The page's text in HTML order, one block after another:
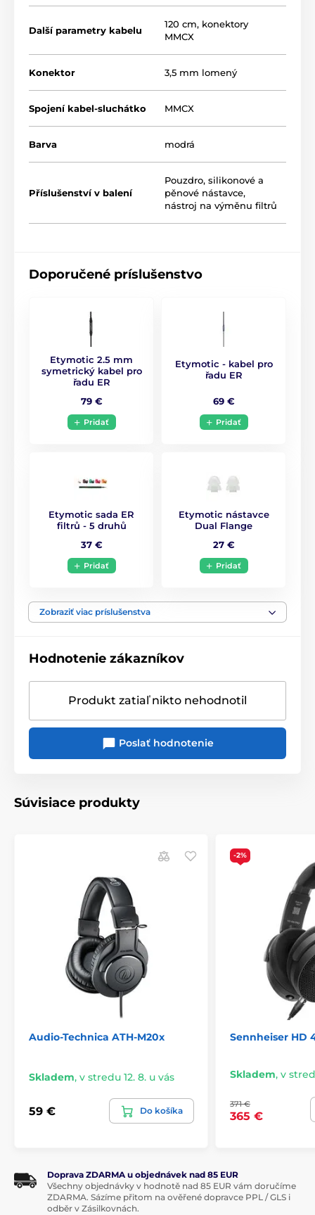
Další parametry kabelu
120 cm, konektory
MMCX
Konektor 3,5 mm lomený
Spojení kabel-sluchátko MMCX
Barva modrá
Příslušenství v balení
Pouzdro, silikonové a
pěnové nástavce,
nástroj na výměnu filtrů
Doporučené príslušenstvo
Etymotic 2.5 mm
symetrický kabel pro
řadu ER
79 €
Pridať
Etymotic - kabel pro
řadu ER
69 €
Pridať
Etymotic sada ER
filtrů - 5 druhů
37 €
Pridať
Etymotic nástavce
Dual Flange
27 €
Pridať
Zobraziť viac príslušenstva
Hodnotenie zákazníkov
Produkt zatiaľ nikto nehodnotil
Poslať hodnotenie
Súvisiace produkty
Audio-Technica ATH-M20x
Skladem, v stredu 12. 8. u vás
59 € Do košíka
-2%
Sennheiser HD
Skladem, v
371 €
365 €
Doprava ZDARMA u objednávek nad 85 EUR
Všechny objednávky v hodnotě nad 85 EUR vám doručíme
ZDARMA. Sázíme přitom na ověřené dopravce PPL / GLS i
odběr v Zásilkovnách.